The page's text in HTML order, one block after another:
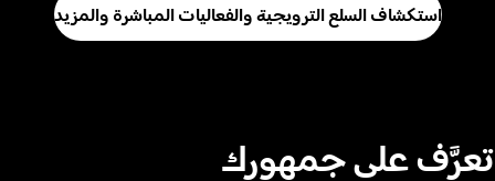
استكشاف السلع الترويجية والفعاليات المباشرة والمزيد
تعرَّف على جمهورك